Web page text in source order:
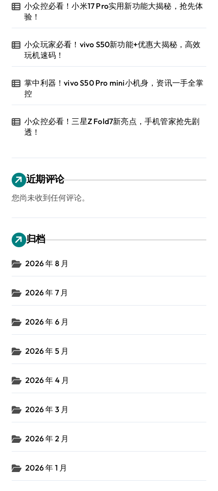
小众控必看！小米17 Pro实用新功能大揭秘，抢先体
验！
小众玩家必看！vivo S50新功能+优惠大揭秘，高效
玩机速码！
掌中利器！vivo S50 Pro mini小机身，资讯一手全掌
控
小众控必看！三星Z Fold7新亮点，手机管家抢先剧
透！
近期评论
您尚未收到任何评论。
归档
2026 年 8 月
2026 年 7 月
2026 年 6 月
2026 年 5 月
2026 年 4 月
2026 年 3 月
2026 年 2 月
2026 年 1 月